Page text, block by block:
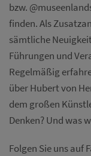
bzw.
finden. Als
sämtliche
Führungen und
Regelmäßig
über Hubert von
dem großen
Denken? Und was
Folgen Sie uns auf